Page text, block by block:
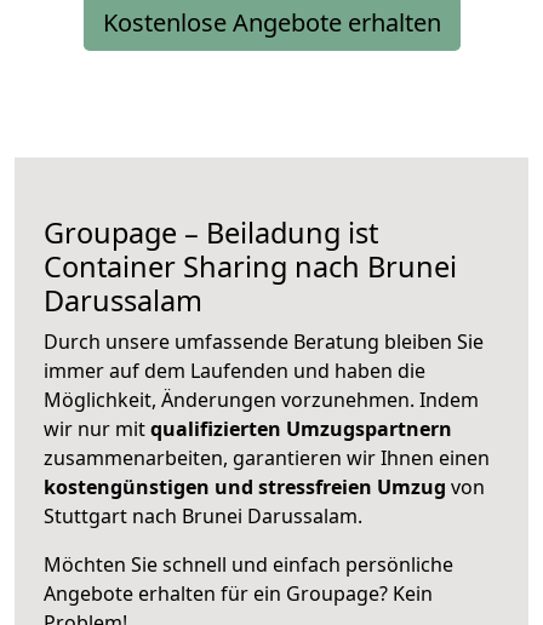
Kostenlose Angebote erhalten
Groupage – Beiladung ist
Container Sharing nach Brunei
Darussalam
Durch unsere umfassende Beratung bleiben Sie
immer auf dem Laufenden und haben die
Möglichkeit, Änderungen vorzunehmen. Indem
wir nur mitqualifizierten Umzugspartnern
zusammenarbeiten, garantieren wir Ihnen einen
kostengünstigen und stressfreien Umzug von
Stuttgart nach Brunei Darussalam.
Möchten Sie schnell und einfach persönliche
Angebote erhalten für ein Groupage? Kein